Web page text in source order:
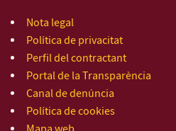
Nota legal
Política de privacitat
Perfil del contractant
Portal de la Transparència
Canal de denúncia
Política de cookies